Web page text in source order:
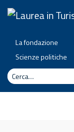
Vai al contenuto
La fondazione
Scienze politiche
Cerca